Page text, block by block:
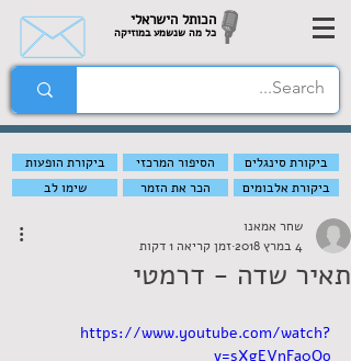
הכותל הישראלי
כל מה שנשמע במוזיקה
ביקורת הופעות הסיפור המרכזי
ביקורת סינגלים
שימו לב
הכר את הזמר ביקורת אלבומים
תאיר שדה - דרמטי
שחר אמאנו
4 במרץ 2018
זמן קריאה 1 דקות
https://www.youtube.com/watch?
v=sXgEVnFa0Oo